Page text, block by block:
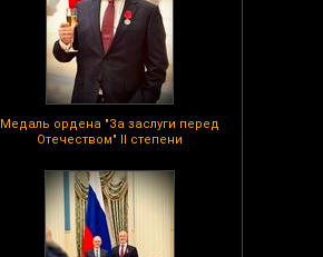
Медаль ордена "За заслуги перед
Отечеством" II степени